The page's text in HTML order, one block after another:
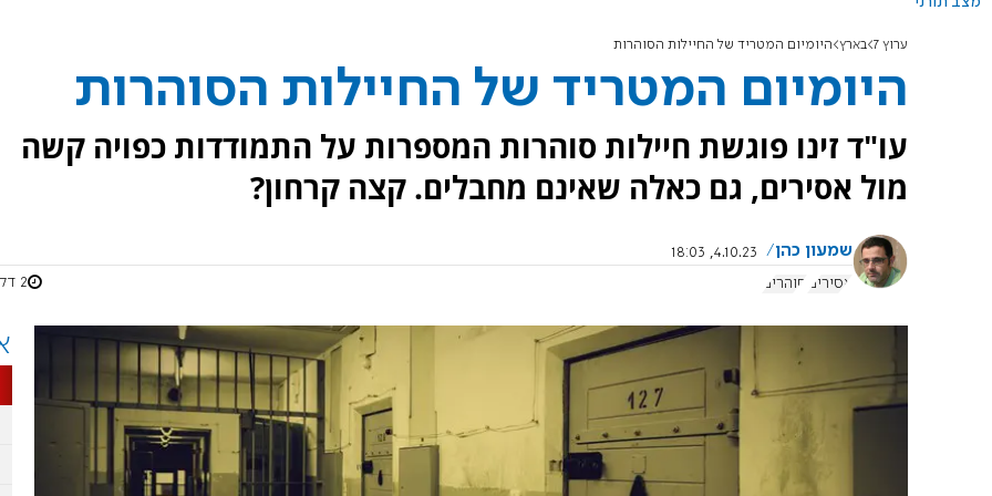
ערוץ 7 בארץ היומיום המטריד של החיילות הסוהרות
היומיום המטריד של החיילות הסוהרות
עו"ד זינו פוגשת חיילות סוהרות המספרות על התמודדות כפויה קשה
מול אסירים, גם כאלה שאינם מחבלים. קצה קרחון?
שמעון כהן
4.10.23, 18:03
אסירים סוהרים 2 דקות